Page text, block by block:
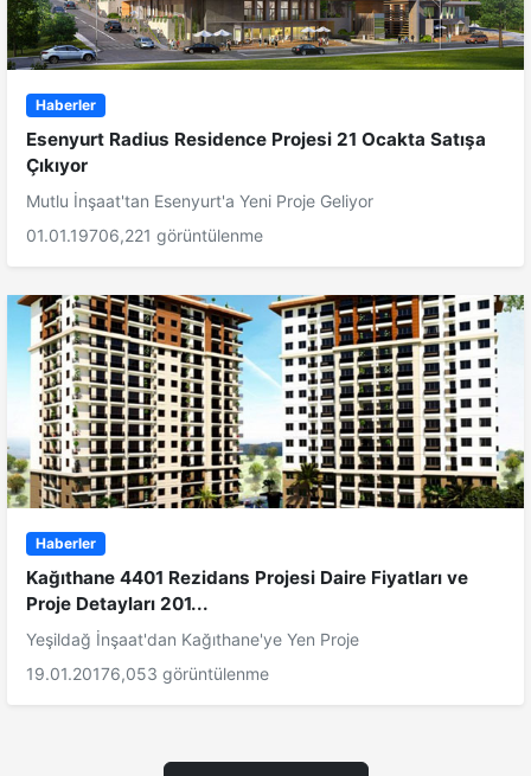
Haberler
Esenyurt Radius Residence Projesi 21 Ocakta Satışa
Çıkıyor
Mutlu İnşaat'tan Esenyurt'a Yeni Proje Geliyor
01.01.19706,221 görüntülenme
Haberler
Kağıthane 4401 Rezidans Projesi Daire Fiyatları ve
Proje Detayları 201...
Yeşildağ İnşaat'dan Kağıthane'ye Yen Proje
19.01.20176,053 görüntülenme